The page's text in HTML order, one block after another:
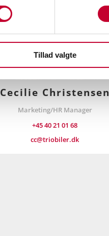
Tillad valgte
Cecilie Christensen
Marketing/HR Manager
+45 40 21 01 68
cc@triobiler.dk